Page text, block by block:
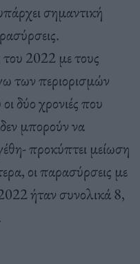
σημαντική
2022 με τους
των περιορισμών
δύο χρονιές που
μπορούν να
προκύπτει μείωση
οι παρασύρσεις με
ήταν συνολικά 8,